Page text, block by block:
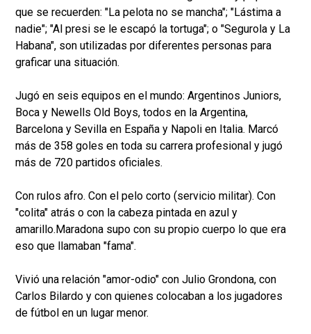
que se recuerden: "La pelota no se mancha"; "Lástima a
nadie"; "Al presi se le escapó la tortuga"; o "Segurola y La
Habana", son utilizadas por diferentes personas para
graficar una situación.
Jugó en seis equipos en el mundo: Argentinos Juniors,
Boca y Newells Old Boys, todos en la Argentina,
Barcelona y Sevilla en España y Napoli en Italia. Marcó
más de 358 goles en toda su carrera profesional y jugó
más de 720 partidos oficiales.
Con rulos afro. Con el pelo corto (servicio militar). Con
"colita" atrás o con la cabeza pintada en azul y
amarillo.Maradona supo con su propio cuerpo lo que era
eso que llamaban "fama".
Vivió una relación "amor-odio" con Julio Grondona, con
Carlos Bilardo y con quienes colocaban a los jugadores
de fútbol en un lugar menor.